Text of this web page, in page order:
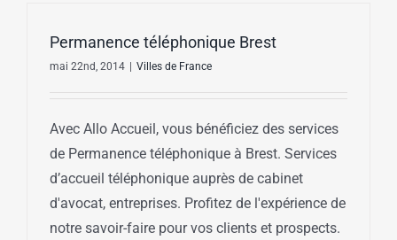
Permanence téléphonique Brest
mai 22nd, 2014 | Villes de France
Avec Allo Accueil, vous bénéficiez des services
de Permanence téléphonique à Brest. Services
d’accueil téléphonique auprès de cabinet
d'avocat, entreprises. Profitez de l'expérience de
notre savoir-faire pour vos clients et prospects.